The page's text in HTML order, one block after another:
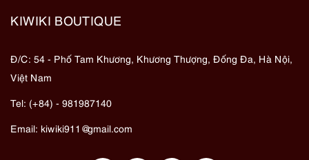
KIWIKI BOUTIQUE
Đ/C: 54 - Phố Tam Khương, Khương Thượng, Đống Đa, Hà Nội,
Việt Nam
Tel: (+84) - 981987140
Email: kiwiki911@gmail.com